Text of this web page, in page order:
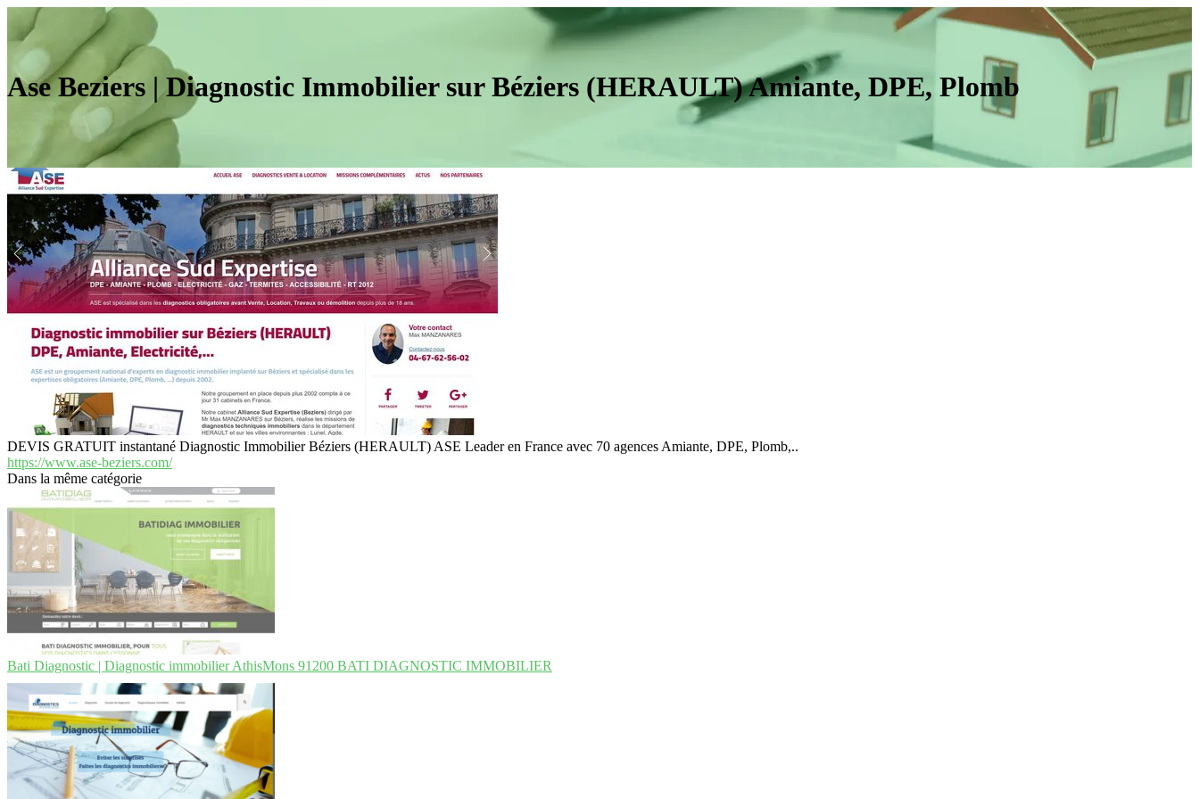
Ase Beziers | Diagnostic Immobilier sur Béziers (HERAULT) Amiante, DPE, Plomb
DEVIS GRATUIT instantané Diagnostic Immobilier Béziers (HERAULT) ASE Leader en France avec 70 agences Amiante, DPE, Plomb,..
https://www.ase-beziers.com/
Dans la même catégorie
Bati Diagnostic | Diagnostic immobilier AthisMons 91200 BATI DIAGNOSTIC IMMOBILIER